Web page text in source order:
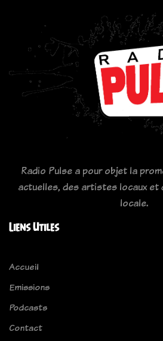
Radio Pulse a pour objet la
actuelles, des artistes locaux et
locale.
Liens Utiles
Accueil
Emissions
Podcasts
Contact